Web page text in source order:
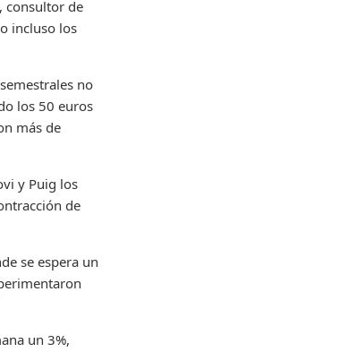
consultor de
incluso los
no
los 50 euros
más de
y Puig los
de
se espera un
un 3%,